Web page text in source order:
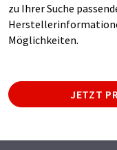
zu Ihrer Suche
Möglichkeiten.
JETZT